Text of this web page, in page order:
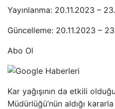
Yayınlanma: 20.11.2023 –
Güncelleme: 20.11.2023 –
Abo Ol
Kar yağışının da etkili
Müdürlüğü’nün aldığı